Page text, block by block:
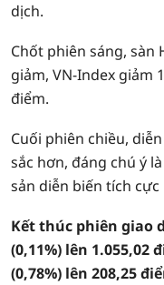
dịch.
Chốt phiên sáng, sàn
giảm, VN-Index giảm
điểm.
Cuối phiên chiều,
sắc hơn, đáng chú ý
sản diễn biến tích cực
Kết thúc phiên giao
(0,11%) lên 1.055,02
(0,78%) lên 208,25